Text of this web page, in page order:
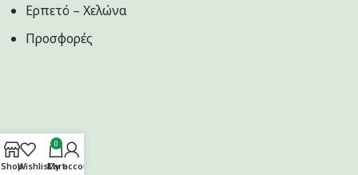
Ερπετό – Χελώνα
Προσφορές
ShopWishlist
0
Cart
My account